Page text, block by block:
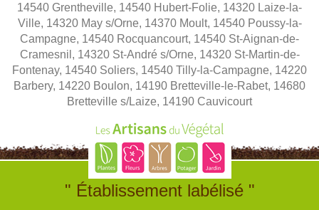
14540 Grentheville, 14540 Hubert-Folie, 14320 Laize-la-
Ville, 14320 May s/Orne, 14370 Moult, 14540 Poussy-la-
Campagne, 14540 Rocquancourt, 14540 St-Aignan-de-
Cramesnil, 14320 St-André s/Orne, 14320 St-Martin-de-
Fontenay, 14540 Soliers, 14540 Tilly-la-Campagne, 14220
Barbery, 14220 Boulon, 14190 Bretteville-le-Rabet, 14680
Bretteville s/Laize, 14190 Cauvicourt
" Établissement labélisé "